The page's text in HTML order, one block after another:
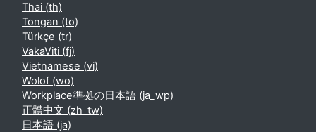
Thai ‎(th)‎
Tongan ‎(to)‎
Türkçe ‎(tr)‎
VakaViti ‎(fj)‎
Vietnamese ‎(vi)‎
Wolof ‎(wo)‎
Workplace準拠の日本語 ‎(ja_wp)‎
正體中文 ‎(zh_tw)‎
日本語 ‎(ja)‎